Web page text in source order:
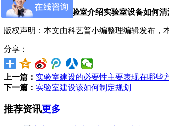
本文主要由净化实验室介绍实验室设备如何清
版权声明：本文由科艺普小编整理编辑发布，
分享：
上一篇： 实验室建设的必要性主要表现在哪些
下一篇： 实验室建设该如何制定规划
推荐资讯更多